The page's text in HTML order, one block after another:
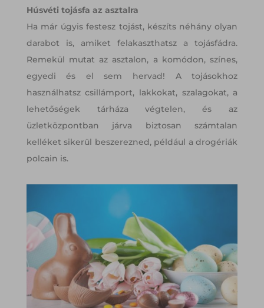
Húsvéti tojásfa az asztalra
Ha már úgyis festesz tojást, készíts néhány olyan
darabot is, amiket felakaszthatsz a tojásfádra.
Remekül mutat az asztalon, a komódon, színes,
egyedi és el sem hervad! A tojásokhoz
használhatsz csillámport, lakkokat, szalagokat, a
lehetőségek tárháza végtelen, és az
üzletközpontban járva biztosan számtalan
kelléket sikerül beszerezned, például a drogériák
polcain is.